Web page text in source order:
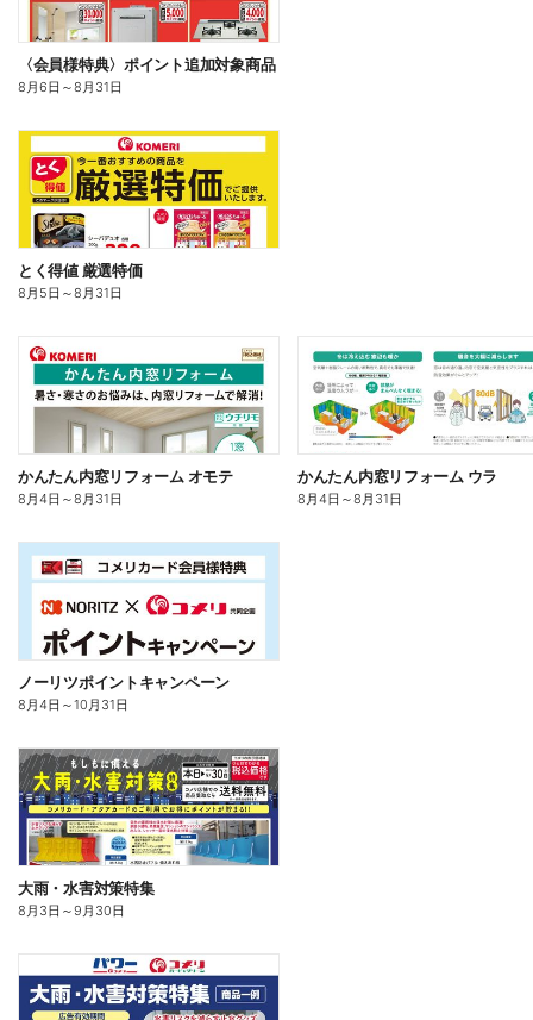
〈会員様特典〉ポイント追加対象商品
8月6日 ～8月31日
とく得値 厳選特価
8月5日 ～8月31日
かんたん内窓リフォーム オモテ
8月4日 ～8月31日
かんたん内窓リフォーム ウラ
8月4日 ～8月31日
ノーリツポイントキャンペーン
8月4日 ～10月31日
大雨・水害対策特集
8月3日 ～9月30日